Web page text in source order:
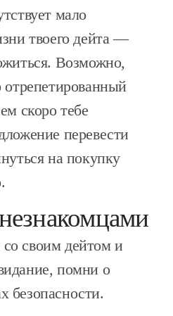
мало
твоего дейта —
Возможно,
отрепетированный
скоро тебе
перевести
на покупку
своим дейтом и
помни о
безопасности.